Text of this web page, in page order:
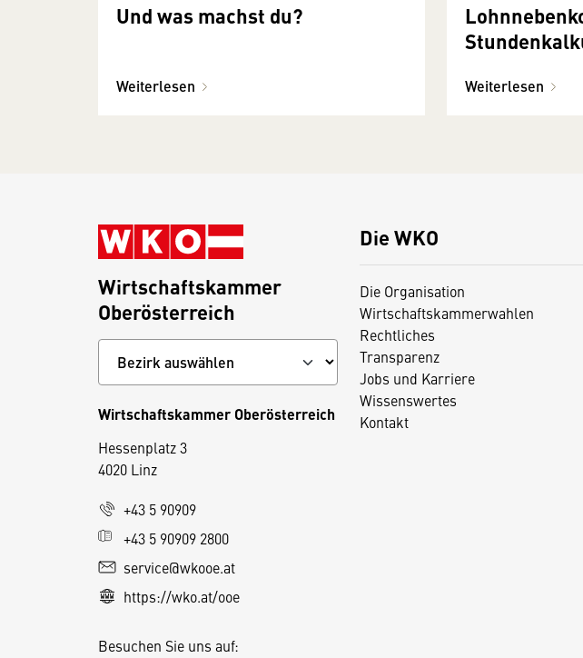
Und was machst du?
Weiterlesen Weiterlesen
Die WKO
Die Organisation
Wirtschaftskammerwahlen
Rechtliches
Transparenz
Jobs und Karriere
Wissenswertes
Kontakt
Wirtschaftskammer
Oberösterreich
Wirtschaftskammer Oberösterreich
Hessenplatz 3
4020 Linz
+43 5 90909
+43 5 90909 2800
service@wkooe.at
https://wko.at/ooe
Besuchen Sie uns auf: